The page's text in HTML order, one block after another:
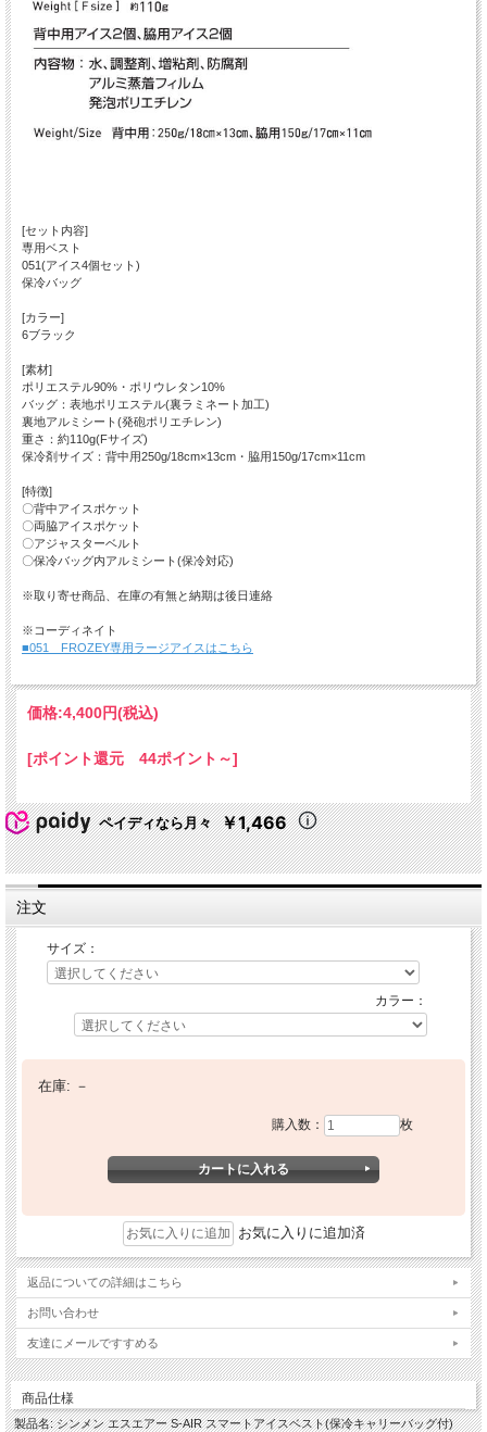
[セット内容]
専用ベスト
051(アイス4個セット)
保冷バッグ
[カラー]
6ブラック
[素材]
ポリエステル90%・ポリウレタン10%
バッグ：表地ポリエステル(裏ラミネート加工)
裏地アルミシート(発砲ポリエチレン)
重さ：約110g(Fサイズ)
保冷剤サイズ：背中用250g/18cm×13cm・脇用150g/17cm×11cm
[特徴]
〇背中アイスポケット
〇両脇アイスポケット
〇アジャスターベルト
〇保冷バッグ内アルミシート(保冷対応)
※取り寄せ商品、在庫の有無と納期は後日連絡
※コーディネイト
■051 FROZEY専用ラージアイスはこちら
価格:4,400円(税込)
[ポイント還元 44ポイント～]
ペイディなら月々 ￥1,466
注文
サイズ：
カラー：
在庫: －
購入数： 枚
お気に入りに追加済
返品についての詳細はこちら
お問い合わせ
友達にメールですすめる
商品仕様
製品名: シンメン エスエアー S-AIR スマートアイスベスト(保冷キャリーバッグ付)